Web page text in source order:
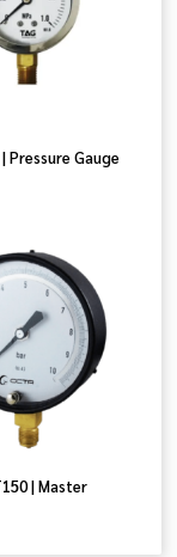
Pressure Gauge
| Master